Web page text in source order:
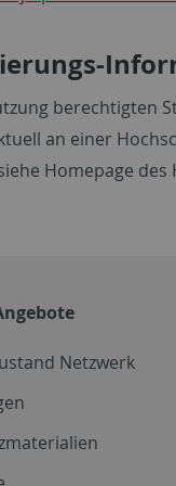
berechtigten
an einer
Homepage des
Netzwerk